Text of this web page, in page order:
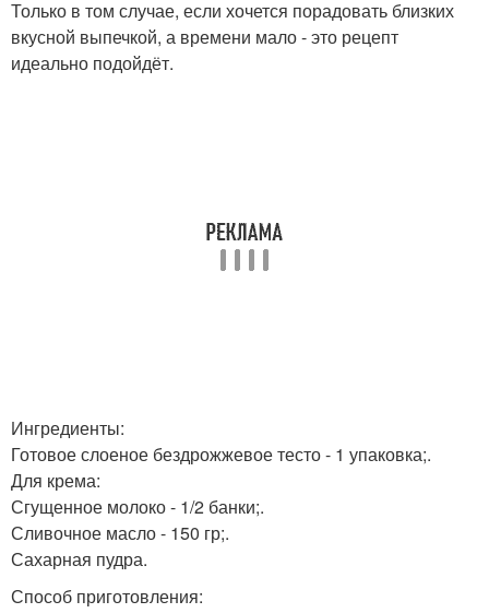
Только в том случае, если хочется порадовать близких
вкусной выпечкой, а времени мало - это рецепт
идеально подойдёт.
Ингредиенты:
Готовое слоеное бездрожжевое тесто - 1 упаковка;.
Для крема:
Сгущенное молоко - 1/2 банки;.
Сливочное масло - 150 гр;.
Сахарная пудра.
Способ приготовления: